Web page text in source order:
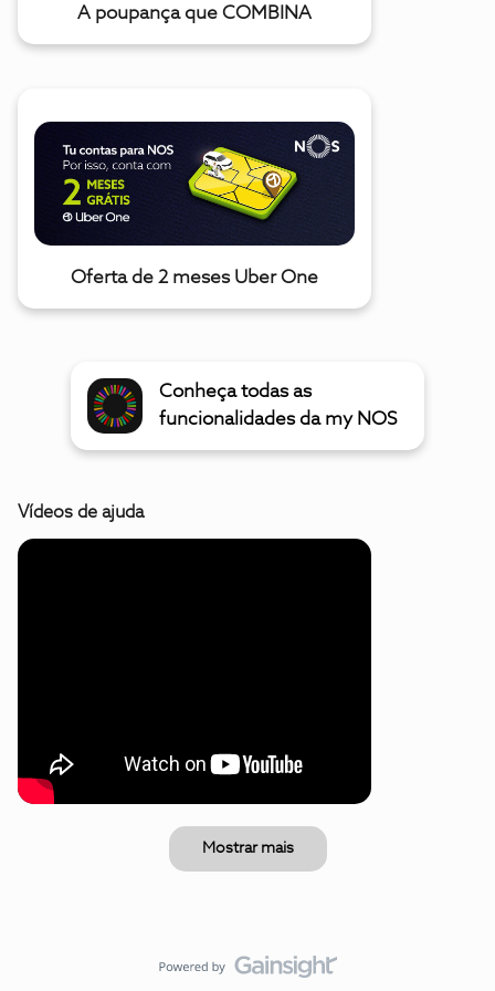
A poupança que COMBINA
Oferta de 2 meses Uber One
Conheça todas as
funcionalidades da my NOS
Vídeos de ajuda
Mostrar mais